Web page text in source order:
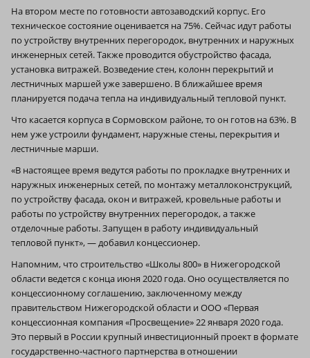
На втором месте по готовности автозаводский корпус. Его
техническое состояние оценивается на 75%. Сейчас идут работы
по устройству внутренних перегородок, внутренних и наружных
инженерных сетей. Также проводится обустройство фасада,
установка витражей. Возведение стен, колонн перекрытий и
лестничных маршей уже завершено. В ближайшее время
планируется подача тепла на индивидуальный тепловой пункт.
Что касается корпуса в Сормовском районе, то он готов на 63%. В
нем уже устроили фундамент, наружные стены, перекрытия и
лестничные марши.
«В настоящее время ведутся работы по прокладке внутренних и
наружных инженерных сетей, по монтажу металлоконструкций,
по устройству фасада, окон и витражей, кровельные работы и
работы по устройству внутренних перегородок, а также
отделочные работы. Запущен в работу индивидуальный
тепловой пункт», — добавил концессионер.
Напомним, что строительство «Школы 800» в Нижегородской
области ведется с конца июня 2020 года. Оно осуществляется по
концессионному соглашению, заключенному между
правительством Нижегородской области и ООО «Первая
концессионная компания «Просвещение» 22 января 2020 года.
Это первый в России крупный инвестиционный проект в формате
государственно-частного партнерства в отношении